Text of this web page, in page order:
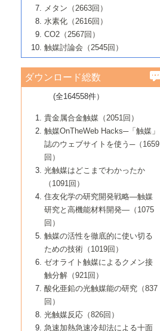
大学東京）
者たち～（3）
6号 イオニクス材料と燃料電池・電解合成
の最新の研究動向
B号 第117回触媒討論会（2016年・大阪府
立大学）
5号 工業触媒およびその周辺技術の最近の
進歩
6号 ナノシート
B号 第115回触媒討論会（2015年・成蹊大
5号 未利用熱エネルギーの有効活用に貢献
する触媒技術
6号 ポリオキソメタレート
B号 第113回触媒討論会（2014年・ロワジ
ールホテル豊橋）
4号 貴金属触媒の精密構造制御とその活用
5号 バイオマス化成品製造のための固体触
6号 ナノ空間─吸着状態解析から新機能開拓
B号 第111回触媒討論会（2013年・関西大
4号 貴金属代替技術の最新動向
5号 光触媒による物質変換反応の新展開
6号 グラフェン
7号 水素を利用する化成品合成の新潮流
3号 触媒のその場観察法の進歩（１）
4号 触媒のその場観察法の進歩（２）
5号 不活性結合の触媒的活性化による有機
合成
6号 新しい固体酸触媒技術
7号 ゼオライト合成における最近の進歩
2号 第105回触媒討論会
3号 ナノ構造が拓く新機能
4号 活性サイトおよびその環境の精密な設
計による触媒の高機能化
5号 触媒を有効に使うための技術
7号 有機分子触媒による精密有機合成
8号 高機能化ポリオレフィンに向けた重合
触媒の最近の進展
1号 炭素材料－熱い注目を集める材料－
2号 第103回触媒討論会
3号 環境浄化用光触媒の現状と課題
4号 水素社会の実現に向けた水素製造・貯
蔵技術の進歩
5号 CO2が関わる触媒・材料
7号 持続可能社会実現のための触媒および
触媒関連技術
▼50巻（2008年）
1号 触媒化学と学会のこの10年，半世紀，
そして未来
2号 第101回触媒討論会
4号 錯体を利用したユニークな表面構造の
構築と機能
5号 若手会員による触媒研究の未来展望1：
企業編
6号 第102回触媒討論会
7号 触媒・化学反応における計算化学の進
8号 若手研究者による触媒研究の未来展望
2：大学・研究所編
▼49巻（2007年）
1号 含フッ素化合物の合成と触媒
2号 第99回触媒討論会
3号 実用的ファインケミカル合成プロセス
を実現する触媒
5号 こんな物質，あんな物質―新たな触媒
の可能性―
7号 『結晶の化学』を活かした触媒研究
8号 イオン液体の応用
▼48巻（2006年）
1号 固体酸触媒の最近の進歩
2号 第97回触媒討論会
3号 リビング重合触媒の最近の展開
5号 水素製造・貯蔵のための触媒技術の新
しい展開
6号 第98回触媒討論会
7号 基礎化学品製造の触媒技術
8号 多機能型リアクター
1号 最近の触媒担体とその効果
2号 第95回触媒討論会
4号 水分解用光触媒材料
5号 時間分解分光の進歩と応用
6号 第96回触媒討論会
8号 超臨界流体を用いた化学プロセスの新
▼46巻（2004年）
1号 部分酸化反応触媒の最前線
2号 第93回触媒討論会
3号 特殊エネルギー場の触媒反応
4号 生体内における金属の触媒作用
5号 ファインケミカルズの展開に寄与する
6号 第94回触媒討論会
7号 サブナノレベルでみた新しい表面現象
8号 オレフィン重合触媒の新たな展
▼45巻（2003年）
1号 なぜこの触媒が良いのか？
2号 第91回触媒討論会
3号 最近の自動車排ガス処理技術
4号 触媒研究の現状と将来─第90回触媒討論
5号 基礎化学品製造の触媒技術
6号 第92回触媒討論会
7号 基礎化学品製造の触媒技術
8号 資源の循環と触媒技術
▼44巻（2002年）
1号 高次制御された触媒の化学
2号 第89回触媒討論会
3号 触媒を利用した電気化学の新展開
4号 ナノ材料の調製と機能化
5号 こんな触媒が欲しい
6号 第90回触媒討論会
7号 触媒研究と学術雑誌/情報
8号 若い世代からみた触媒化学の現状と未
▼43巻（2001年）
1号 グリーンケミストリーと触媒
2号 第87回触媒討論会特集号
3号 生体触媒とバイオプロセス
4号 水素製造・利用の触媒化学
5号 触媒研究における新しい切り口：コン
ビナトリアルケミストリー
6号 第88回触媒討論会特集号
7号 企業における触媒研究のブレークスル
8号 この材料を触媒として使ってみません
▼42巻（2000年）
1号 触媒反応工学の明日を拓く
2号 第85回触媒討論会
3号 反応ダイナミクス
5号 触媒のおもしろさをどのように伝える
6号 第86回触媒討論会
7号 水素化精製触媒の新しい展開
8号 新しい反応性と機能性を目指した金属
クラスタ-化学
▼41巻（1999年）
1号 孔、穴、あな?-特異な空間とその利用-
2号 第83回触媒討論会
3号 均一系触媒反応最前線
4号 実用炭素材料の新展開
5号 研究の方法論を考える
7号 機能性金属材料と触媒
8号 触媒研究へのNMRの応用と展望
▼40巻（1998年）
進展と21世紀への提言/創立40周年記念・触
媒学会この10年の歩みとこれから/創立40周
2号 第81回触媒討論会
3号 計算機触媒化学へのさそい
4号 触媒劣化の制御と予測
5号 最新の実用プロセスと触媒
6号 第82回触媒討論会
1号 均一系と不均一系触媒反応-その特徴と
接点
2号 第79回触媒討論会
3号 最新NO除去触媒の実用化研究
4号 新しい反応場を目指した触媒調製
5号 反応・分離技術の新しい展開
6号 第80回触媒討論会
▼38巻（1996年）
1号 触媒の構造と触媒作用/C1化学を中心と
する21世紀への触媒
3号 オリンピックメダル:金・銀・銅はどん
な触媒作用を示すか
4号 触媒作用における機能の複合化
▼37巻（1995年）
1号 ファインケミカルズと固体触媒
2号 第75回触媒討論会
3号 希土類を利用した触媒
4号 触媒とリサイクル
5号 エネルギー変換触媒
▼36巻（1994年）
1号 電気化学と触媒
2号 第73回触媒討論会
3号 C4化学の展開
4号 《通常号》
▼35巻（1993年）
1号 工業触媒開発マニュアル―探索から工
業化まで
2号 第71回触媒討論会
▼34巻（1992年）
1号 インパクトを与えたこの研究
2号 第69回触媒討論会
▼33巻（1991年）
1号 触媒プロセス開発マニュアル―探索か
▼32巻（1990年）
メタン（2663回）
水素化（2616回）
CO2（2567回）
触媒討論会（2545回）
ダウンロード総数
(全164558件）
貴金属合金触媒（2051回）
触媒OnTheWeb Hacks─「触媒」
誌のウェブサイトを使う─（1659
回）
光触媒はどこまでわかったか
（1091回）
住友化学の研究開発戦略―触媒
研究と高機能材料開発―（1075
回）
触媒の活性を徹底的に使い切る
ための技術（1019回）
ゼオライト触媒によるクメン接
触分解（921回）
酸化亜鉛の光触媒能の研究（837
回）
光触媒反応（826回）
急速加熱急速冷却法による十面